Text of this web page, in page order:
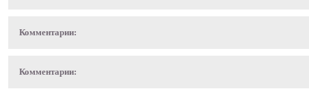
Комментарии:
Комментарии: